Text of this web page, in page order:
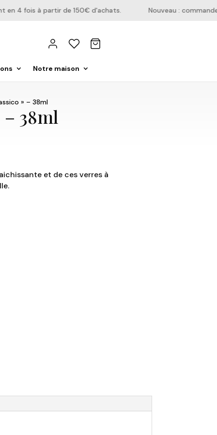
4 fois à partir de 150€ d'achats. Nouveau :
Notre maison
» – 38ml
38ml
et de ces verres à